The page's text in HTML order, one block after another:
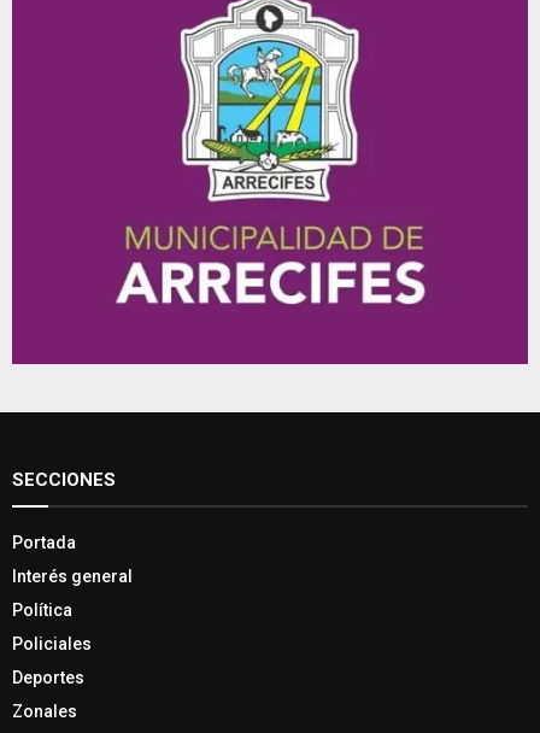
SECCIONES
Portada
Interés general
Política
Policiales
Deportes
Zonales